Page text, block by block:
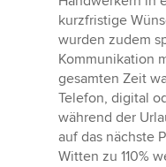
kurzfristige
wurden zudem
Kommunikation
gesamten Zeit
Telefon, digital
während der
auf das nächste
Witten zu 110%